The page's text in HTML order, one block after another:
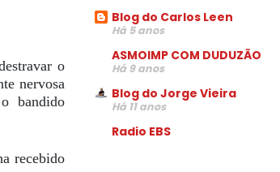
o
nervosa
bandido
recebido
Blog do Carlos Leen
Há 5 anos
ASMOIMP COM DUDUZÃO
Há 9 anos
Blog do Jorge Vieira
Há 11 anos
Radio EBS